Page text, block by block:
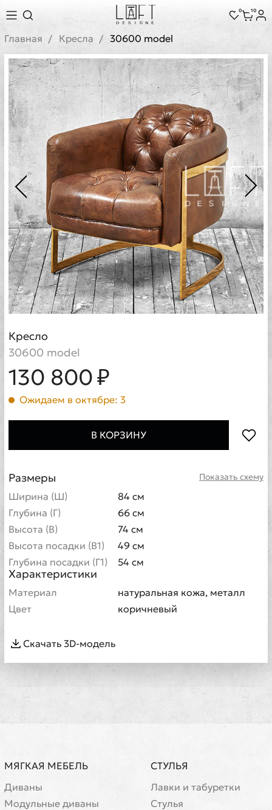
0 10
Главная Кресла 30600 model
Кресло
30600 model
130 800 ₽
Ожидаем в октябре: 3
В КОРЗИНУ
Показать схему
Размеры
Ширина (Ш)
84 см
Глубина (Г)
66 см
Высота (В)
74 см
Высота посадки (В1)
49 см
Глубина посадки (Г1)
54 см
Характеристики
Материал
натуральная кожа, металл
Цвет
коричневый
Скачать 3D-модель
МЯГКАЯ МЕБЕЛЬ
Диваны
Модульные диваны
СТУЛЬЯ
Лавки и табуретки
Стулья